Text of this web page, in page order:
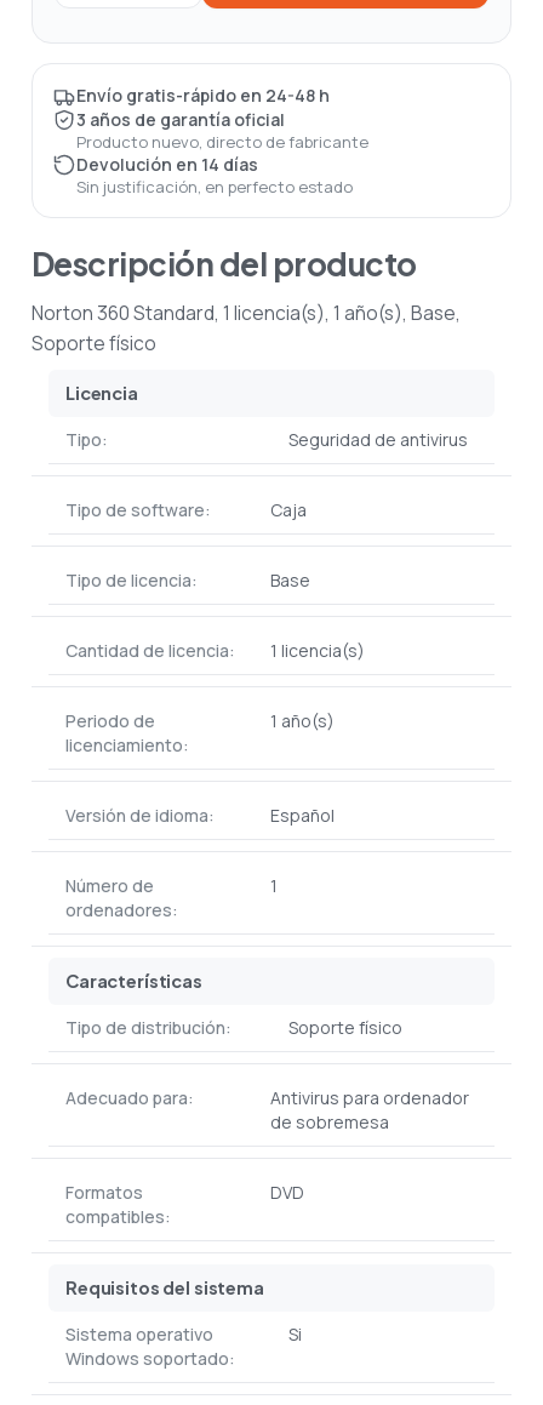
Envío gratis-rápido en 24-48 h
3 años de garantía oficial
Producto nuevo, directo de fabricante
Devolución en 14 días
Sin justificación, en perfecto estado
Descripción del producto
Norton 360 Standard, 1 licencia(s), 1 año(s), Base,
Soporte físico
Licencia
Tipo: Seguridad de antivirus
Tipo de software: Caja
Tipo de licencia: Base
Cantidad de licencia: 1 licencia(s)
Periodo de
licenciamiento:
1 año(s)
Versión de idioma: Español
Número de
ordenadores:
1
Características
Tipo de distribución: Soporte físico
Adecuado para:
Antivirus para ordenador
de sobremesa
Formatos
compatibles:
DVD
Requisitos del sistema
Sistema operativo
Windows soportado:
Si